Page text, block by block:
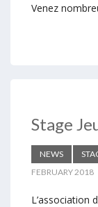
Venez
Stage
NEWS
FEBRUARY 2018
L’association